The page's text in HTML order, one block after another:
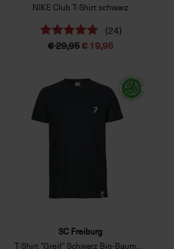
NIKE Club T-Shirt schwarz
(24)
€ 29,95€ 19,95
SC Freiburg
T-Shirt "Greif" Schwarz Bio-Baumwolle